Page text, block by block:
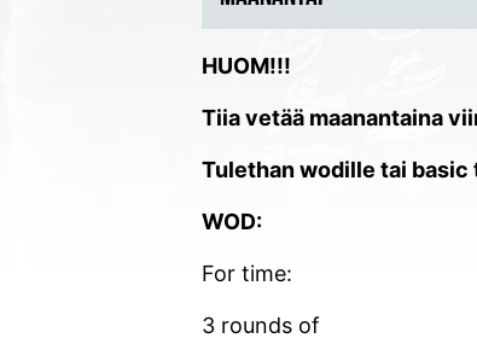
HUOM!!!
Tiia vetää maanantaina
Tulethan wodille tai basic
WOD:
For time:
3 rounds of